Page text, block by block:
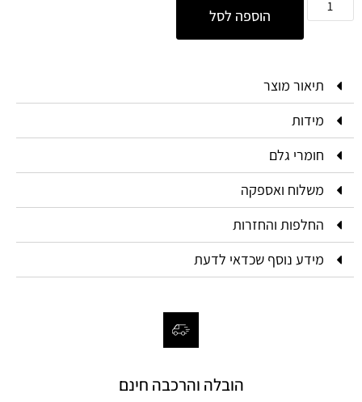
הוספה לסל
תיאור מוצר
מידות
חומרי גלם
משלוח ואספקה
החלפות והחזרות
מידע נוסף שכדאי לדעת
הובלה והרכבה חינם